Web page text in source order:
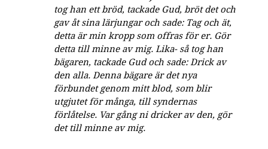
tog han ett bröd, tackade Gud, bröt det och
gav åt sina lärjungar och sade: Tag och ät,
detta är min kropp som offras för er. Gör
detta till minne av mig. Lika- så tog han
bägaren, tackade Gud och sade: Drick av
den alla. Denna bägare är det nya
förbundet genom mitt blod, som blir
utgjutet för många, till syndernas
förlåtelse. Var gång ni dricker av den, gör
det till minne av mig.